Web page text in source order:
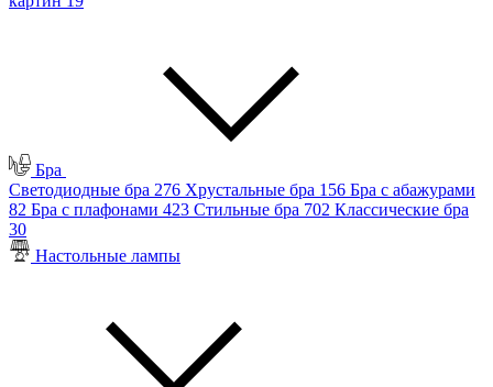
Бра
Светодиодные бра 276 Хрустальные бра 156 Бра с абажурами
82 Бра с плафонами 423 Стильные бра 702 Классические бра
30
Настольные лампы